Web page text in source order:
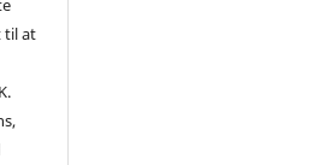
til at